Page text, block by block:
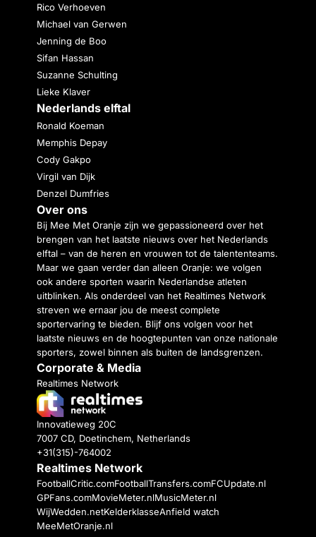
Rico Verhoeven
Michael van Gerwen
Jenning de Boo
Sifan Hassan
Suzanne Schulting
Lieke Klaver
Nederlands elftal
Ronald Koeman
Memphis Depay
Cody Gakpo
Virgil van Dijk
Denzel Dumfries
Over ons
Bij Mee Met Oranje zijn we gepassioneerd over het
brengen van het laatste nieuws over het Nederlands
elftal – van de heren en vrouwen tot de talententeams.
Maar we gaan verder dan alleen Oranje: we volgen
ook andere sporten waarin Nederlandse atleten
uitblinken. Als onderdeel van het Realtimes Network
streven we ernaar jou de meest complete
sportervaring te bieden. Blijf ons volgen voor het
laatste nieuws en de hoogtepunten van onze nationale
sporters, zowel binnen als buiten de landsgrenzen.
Corporate & Media
Realtimes Network
Innovatieweg 20C
7007 CD, Doetinchem, Netherlands
+31(315)-764002
Realtimes Network
FootballCritic.comFootballTransfers.comFCUpdate.nl
GPFans.comMovieMeter.nlMusicMeter.nl
WijWedden.netKelderklasseAnfield watch
MeeMetOranje.nl